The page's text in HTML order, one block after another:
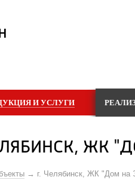
И УСЛУГИ
ЖК
г. Челябинск, ЖК "Дом